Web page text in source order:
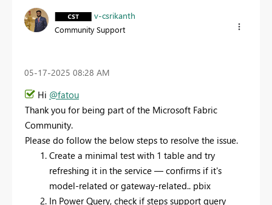
v-csrikanth
Community Support
‎05-17-2025 08:28 AM
Hi @fatou
Thank you for being part of the Microsoft Fabric
Community.
Please do follow the below steps to resolve the issue.
Create a minimal test with 1 table and try
refreshing it in the service — confirms if it's
model-related or gateway-related.. pbix
In Power Query, check if steps support query